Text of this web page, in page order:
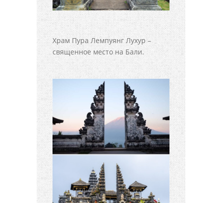
Храм Пура Лемпуянг Лухур –
священное место на Бали.